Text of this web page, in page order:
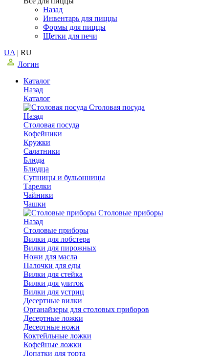
Назад
Инвентарь для пиццы
Формы для пиццы
Щетки для печи
UA | RU
Логин
Каталог
Назад
Каталог
Столовая посуда
Назад
Столовая посуда
Кофейники
Кружки
Салатники
Блюда
Блюдца
Супницы и бульонницы
Тарелки
Чайники
Чашки
Cтоловые приборы
Назад
Cтоловые приборы
Вилки для лобстера
Вилки для пирожных
Ножи для масла
Палочки для еды
Вилки для стейка
Вилки для улиток
Вилки для устриц
Десертные вилки
Органайзеры для столовых приборов
Десертные ложки
Десертные ножи
Коктейльные ложки
Кофейные ложки
Лопатки для торта